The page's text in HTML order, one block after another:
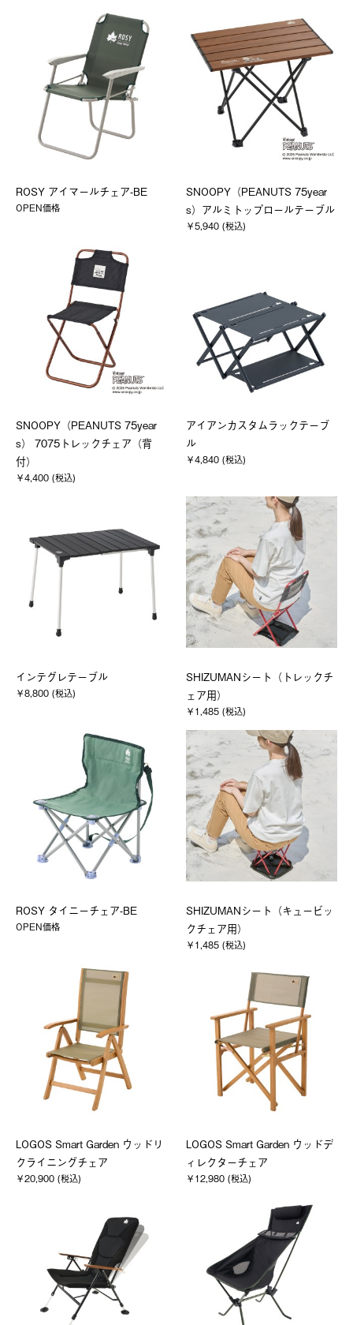
ROSY アイマールチェア-BE
OPEN価格
SNOOPY（PEANUTS 75year
s）アルミトップロールテーブル
￥5,940 (税込)
SNOOPY（PEANUTS 75year
s） 7075トレックチェア（背
付）
￥4,400 (税込)
アイアンカスタムラックテーブ
ル
￥4,840 (税込)
インテグレテーブル
￥8,800 (税込)
SHIZUMANシート（トレックチ
ェア用）
￥1,485 (税込)
ROSY タイニーチェア-BE
OPEN価格
SHIZUMANシート（キュービッ
クチェア用）
￥1,485 (税込)
LOGOS Smart Garden ウッドリ
クライニングチェア
￥20,900 (税込)
LOGOS Smart Garden ウッドデ
ィレクターチェア
￥12,980 (税込)